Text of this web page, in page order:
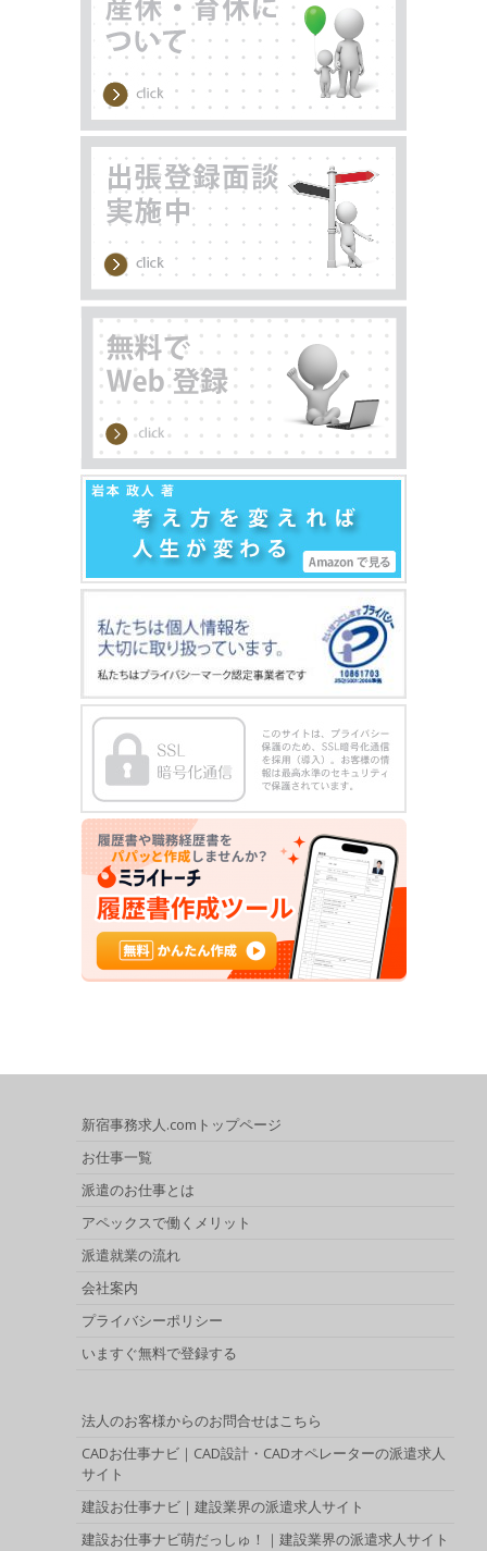
新宿事務求人.comトップページ
お仕事一覧
派遣のお仕事とは
アペックスで働くメリット
派遣就業の流れ
会社案内
プライバシーポリシー
いますぐ無料で登録する
法人のお客様からのお問合せはこちら
CADお仕事ナビ｜CAD設計・CADオペレーターの派遣求人
サイト
建設お仕事ナビ｜建設業界の派遣求人サイト
建設お仕事ナビ萌だっしゅ！｜建設業界の派遣求人サイト